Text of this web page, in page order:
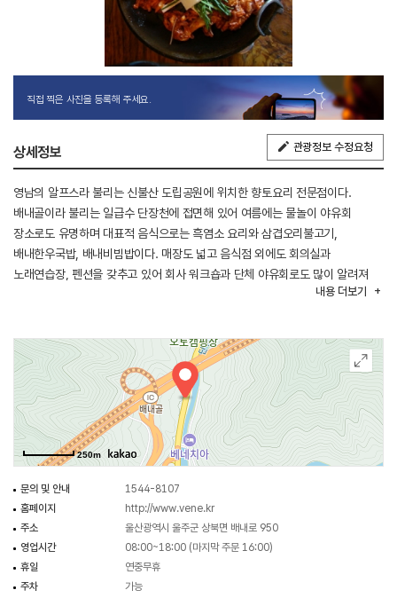
직접 찍은 사진을 등록해 주세요.
상세정보 관광정보 수정요청
영남의 알프스라 불리는 신불산 도립공원에 위치한 향토요리 전문점이다.
배내골이라 불리는 일급수 단장천에 접면해 있어 여름에는 물놀이 야유회
장소로도 유명하며 대표적 음식으로는 흑염소 요리와 삼겹오리불고기,
배내한우국밥, 배내비빔밥이다. 매장도 넓고 음식점 외에도 회의실과
노래연습장, 펜션을 갖추고 있어 회사 워크숍과 단체 야유회로도 많이 알려져
내용 더보기
250m
문의 및 안내
1544-8107
홈페이지
http://www.vene.kr
주소
울산광역시 울주군 상북면 배내로 950
영업시간
08:00~18:00 (마지막 주문 16:00)
휴일
연중무휴
주차
가능